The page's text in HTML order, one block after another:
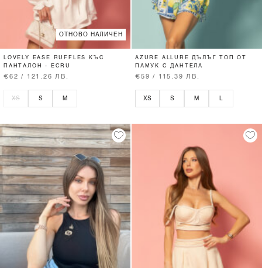
ОТНОВО НАЛИЧЕН
LOVELY EASE RUFFLES КЪС
ПАНТАЛОН - ECRU
€62 / 121.26 ЛВ.
XS S M
AZURE ALLURE ДЪЛЪГ ТОП ОТ
ПАМУК С ДАНТЕЛА
€59 / 115.39 ЛВ.
XS S M L